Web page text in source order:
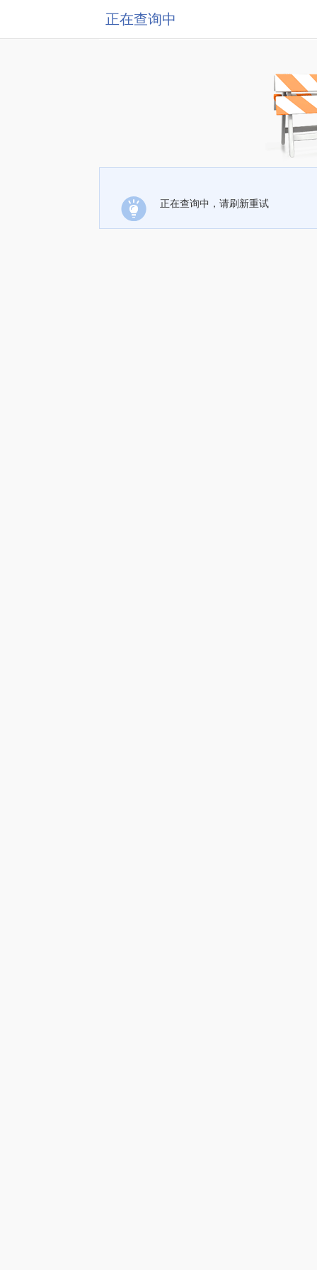
正在查询中
正在查询中，请刷新重试